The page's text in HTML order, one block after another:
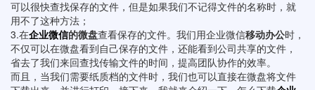
可以很快查找保存的文件，但是如果我们不记得文件的名称时，就
用不了这种方法；
3.在企业微信的微盘查看保存的文件。我们用企业微信移动办公时，
不仅可以在微盘看到自己保存的文件，还能看到公司共享的文件，
省去了我们来回查找传输文件的时间，提高团队协作的效率。
而且，当我们需要纸质档的文件时，我们也可以直接在微盘将文件